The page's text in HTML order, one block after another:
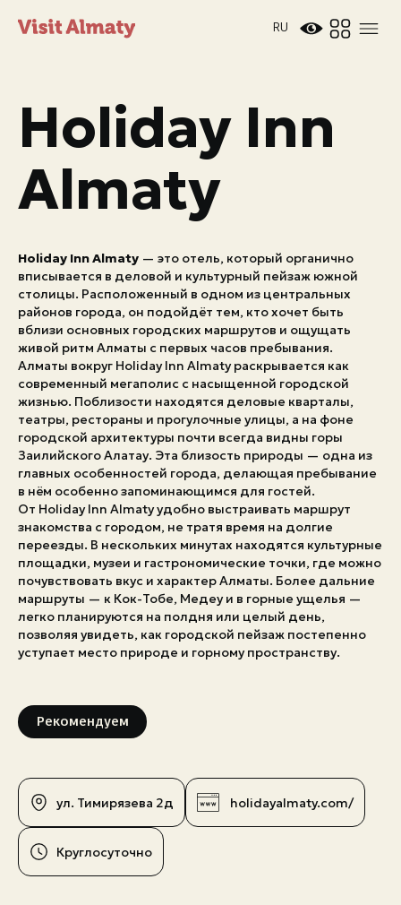
RU
Holiday Inn
Almaty
Holiday Inn Almaty — это отель, который органично
вписывается в деловой и культурный пейзаж южной
столицы. Расположенный в одном из центральных
районов города, он подойдёт тем, кто хочет быть
вблизи основных городских маршрутов и ощущать
живой ритм Алматы с первых часов пребывания.
Алматы вокруг Holiday Inn Almaty раскрывается как
современный мегаполис с насыщенной городской
жизнью. Поблизости находятся деловые кварталы,
театры, рестораны и прогулочные улицы, а на фоне
городской архитектуры почти всегда видны горы
Заилийского Алатау. Эта близость природы — одна из
главных особенностей города, делающая пребывание
в нём особенно запоминающимся для гостей.
От Holiday Inn Almaty удобно выстраивать маршрут
знакомства с городом, не тратя время на долгие
переезды. В нескольких минутах находятся культурные
площадки, музеи и гастрономические точки, где можно
почувствовать вкус и характер Алматы. Более дальние
маршруты — к Кок-Тобе, Медеу и в горные ущелья —
легко планируются на полдня или целый день,
позволяя увидеть, как городской пейзаж постепенно
уступает место природе и горному пространству.
Рекомендуем
ул. Тимирязева 2д holidayalmaty.com/
Круглосуточно
Новости
Дата и время Погода в Алматы
26°C
Мероприятия
Экстренные номера